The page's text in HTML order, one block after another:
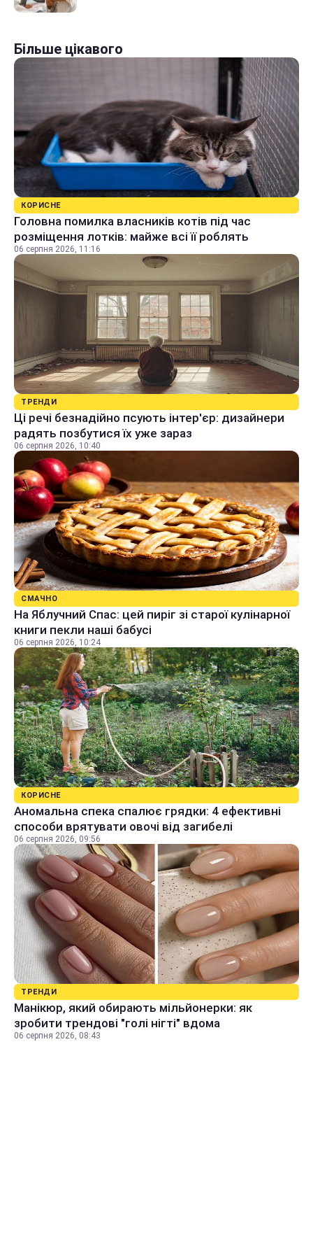
Більше цікавого
КОРИСНЕ
Головна помилка власників котів під час
розміщення лотків: майже всі її роблять
06 серпня 2026, 11:16
ТРЕНДИ
Ці речі безнадійно псують інтер'єр: дизайнери
радять позбутися їх уже зараз
06 серпня 2026, 10:40
СМАЧНО
На Яблучний Спас: цей пиріг зі старої кулінарної
книги пекли наші бабусі
06 серпня 2026, 10:24
КОРИСНЕ
Аномальна спека спалює грядки: 4 ефективні
способи врятувати овочі від загибелі
06 серпня 2026, 09:56
ТРЕНДИ
Манікюр, який обирають мільйонерки: як
зробити трендові "голі нігті" вдома
06 серпня 2026, 08:43